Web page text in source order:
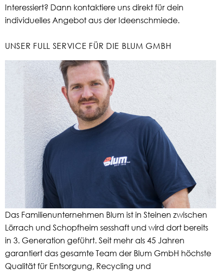
Interessiert? Dann kontaktiere uns direkt für dein
individuelles Angebot aus der Ideenschmiede.
UNSER FULL SERVICE FÜR DIE BLUM GMBH
Das Familienunternehmen Blum ist in Steinen zwischen
Lörrach und Schopfheim sesshaft und wird dort bereits
in 3. Generation geführt. Seit mehr als 45 Jahren
garantiert das gesamte Team der Blum GmbH höchste
Qualität für Entsorgung, Recycling und